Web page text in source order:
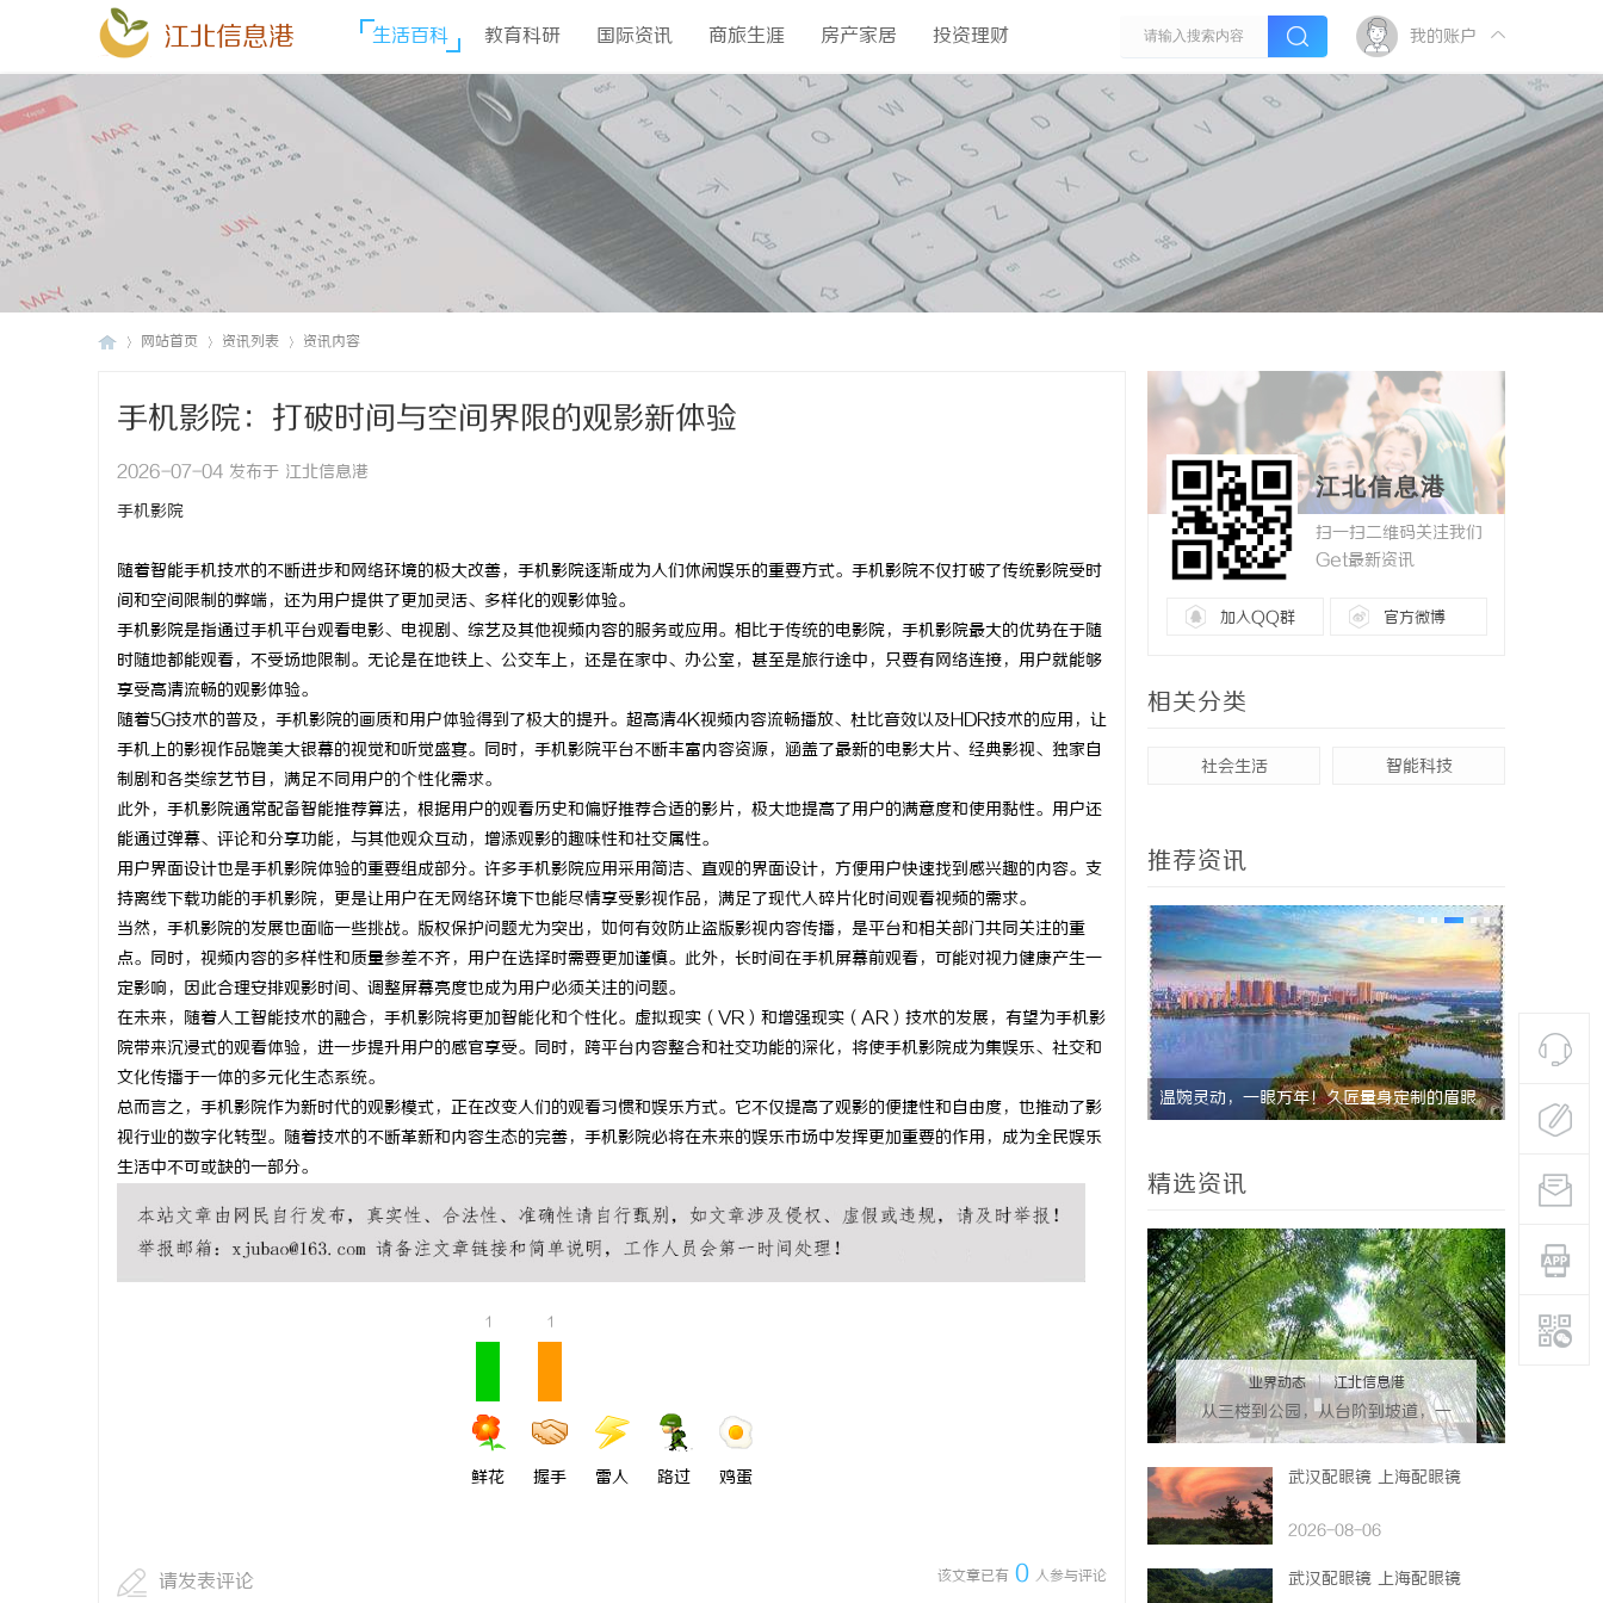
江北信息港 生活百科 教育科研 国际资讯 商旅生涯 房产家居 投资理财 我的账户
网站首页 资讯列表 资讯内容
手机影院：打破时间与空间界限的观影新体验
2026-07-04 发布于 江北信息港
手机影院
随着智能手机技术的不断进步和网络环境的极大改善，手机影院逐渐成为人们休闲娱乐的重要方式。手机影院不仅打破了传统影院受时
间和空间限制的弊端，还为用户提供了更加灵活、多样化的观影体验。
手机影院是指通过手机平台观看电影、电视剧、综艺及其他视频内容的服务或应用。相比于传统的电影院，手机影院最大的优势在于随
时随地都能观看，不受场地限制。无论是在地铁上、公交车上，还是在家中、办公室，甚至是旅行途中，只要有网络连接，用户就能够
享受高清流畅的观影体验。
随着5G技术的普及，手机影院的画质和用户体验得到了极大的提升。超高清4K视频内容流畅播放、杜比音效以及HDR技术的应用，让
手机上的影视作品媲美大银幕的视觉和听觉盛宴。同时，手机影院平台不断丰富内容资源，涵盖了最新的电影大片、经典影视、独家自
制剧和各类综艺节目，满足不同用户的个性化需求。
此外，手机影院通常配备智能推荐算法，根据用户的观看历史和偏好推荐合适的影片，极大地提高了用户的满意度和使用黏性。用户还
能通过弹幕、评论和分享功能，与其他观众互动，增添观影的趣味性和社交属性。
用户界面设计也是手机影院体验的重要组成部分。许多手机影院应用采用简洁、直观的界面设计，方便用户快速找到感兴趣的内容。支
持离线下载功能的手机影院，更是让用户在无网络环境下也能尽情享受影视作品，满足了现代人碎片化时间观看视频的需求。
当然，手机影院的发展也面临一些挑战。版权保护问题尤为突出，如何有效防止盗版影视内容传播，是平台和相关部门共同关注的重
点。同时，视频内容的多样性和质量参差不齐，用户在选择时需要更加谨慎。此外，长时间在手机屏幕前观看，可能对视力健康产生一
定影响，因此合理安排观影时间、调整屏幕亮度也成为用户必须关注的问题。
在未来，随着人工智能技术的融合，手机影院将更加智能化和个性化。虚拟现实（VR）和增强现实（AR）技术的发展，有望为手机影
院带来沉浸式的观看体验，进一步提升用户的感官享受。同时，跨平台内容整合和社交功能的深化，将使手机影院成为集娱乐、社交和
文化传播于一体的多元化生态系统。
总而言之，手机影院作为新时代的观影模式，正在改变人们的观看习惯和娱乐方式。它不仅提高了观影的便捷性和自由度，也推动了影
视行业的数字化转型。随着技术的不断革新和内容生态的完善，手机影院必将在未来的娱乐市场中发挥更加重要的作用，成为全民娱乐
生活中不可或缺的一部分。
1
鲜花
1
握手 雷人 路过 鸡蛋
该文章已有 0 人参与评论
请发表评论
江北信息港
扫一扫二维码关注我们
Get最新资讯
加入QQ群 官方微博
相关分类
社会生活 智能科技
推荐资讯
武汉配眼镜 上海配眼镜 探秘丫丫影院：免费高清电影体验的首选平台 温婉灵动，一眼万年！久匠量身定制的眉眼
气质加分项
全面解析
精选资讯
业界动态 | 江北信息港
从三楼到公园，从台阶到坡道，一
部高续航电动轮椅如何改变生活
武汉配眼镜 上海配眼镜
2026-08-06
武汉配眼镜 上海配眼镜